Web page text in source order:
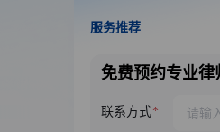
服务推荐
免费预约专业律
联系方式